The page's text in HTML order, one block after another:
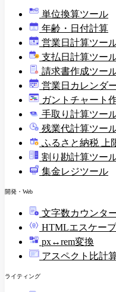
単位換算ツール
年齢・日付計算
営業日計算ツー
¥ 支払日計算ツー
印
請求書作成ツー
営業日カレンダ
ガントチャート
手取り計算ツー
残業代計算ツー
ふるさと納税 上
割り勘計算ツー
集金レジツール
開発・Web
文字数カウンタ
HTMLエスケープ
px↔rem変換
アスペクト比計
ライティング